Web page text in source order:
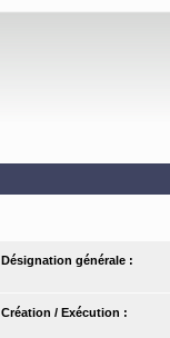
Désignation générale :
Création / Exécution :